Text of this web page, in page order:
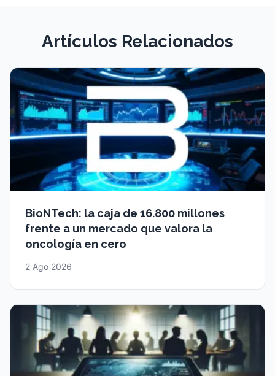
Artículos Relacionados
BioNTech: la caja de 16.800 millones
frente a un mercado que valora la
oncología en cero
2 Ago 2026